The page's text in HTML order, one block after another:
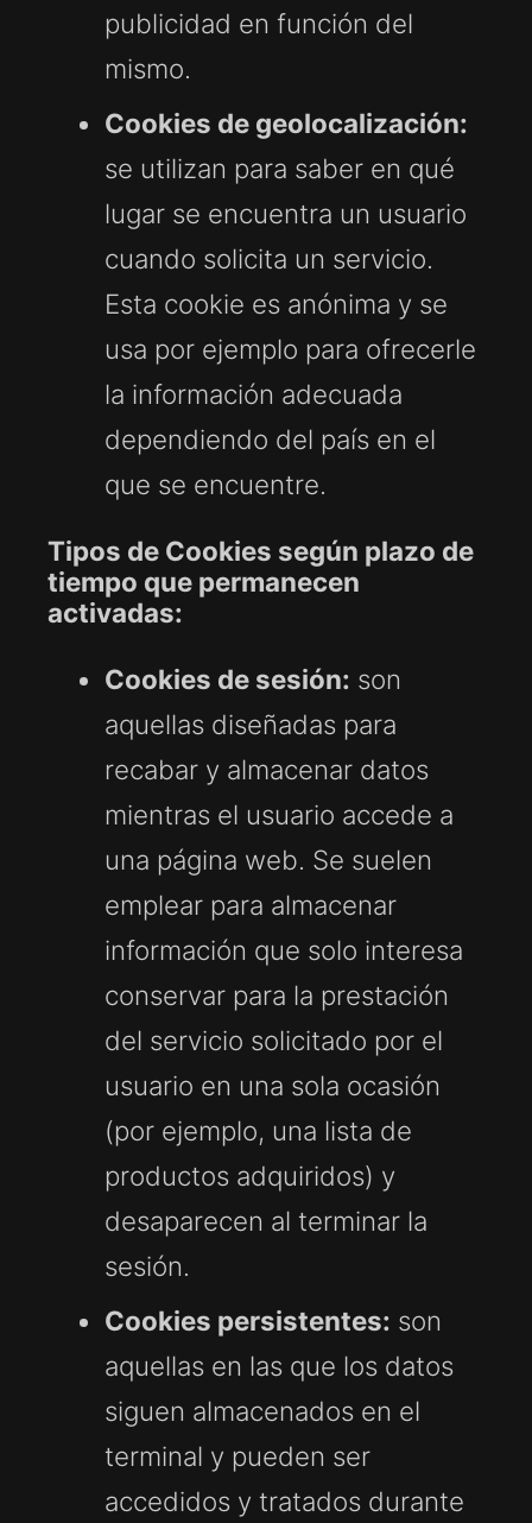
publicidad en función del
mismo.
Cookies de geolocalización:
se utilizan para saber en qué
lugar se encuentra un usuario
cuando solicita un servicio.
Esta cookie es anónima y se
usa por ejemplo para ofrecerle
la información adecuada
dependiendo del país en el
que se encuentre.
Tipos de Cookies según plazo de
tiempo que permanecen
activadas:
Cookies de sesión: son
aquellas diseñadas para
recabar y almacenar datos
mientras el usuario accede a
una página web. Se suelen
emplear para almacenar
información que solo interesa
conservar para la prestación
del servicio solicitado por el
usuario en una sola ocasión
(por ejemplo, una lista de
productos adquiridos) y
desaparecen al terminar la
sesión.
Cookies persistentes: son
aquellas en las que los datos
siguen almacenados en el
terminal y pueden ser
accedidos y tratados durante